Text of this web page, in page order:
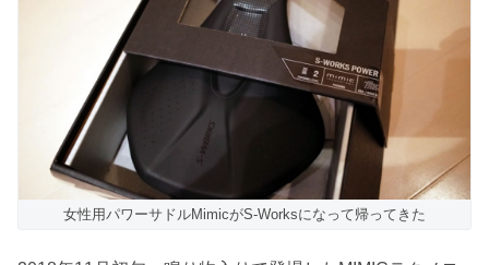
女性用パワーサドルMimicがS-Worksになって帰ってきた